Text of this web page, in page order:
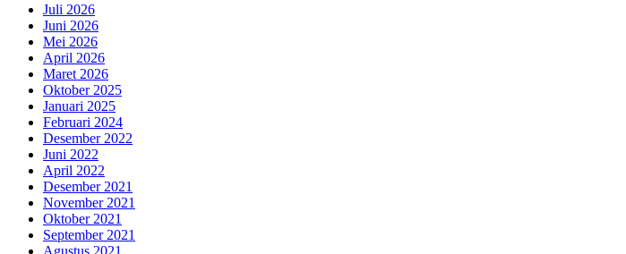
Juli 2026
Juni 2026
Mei 2026
April 2026
Maret 2026
Oktober 2025
Januari 2025
Februari 2024
Desember 2022
Juni 2022
April 2022
Desember 2021
November 2021
Oktober 2021
September 2021
Agustus 2021